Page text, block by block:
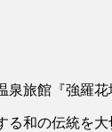
旅館『強羅花
和の伝統を大